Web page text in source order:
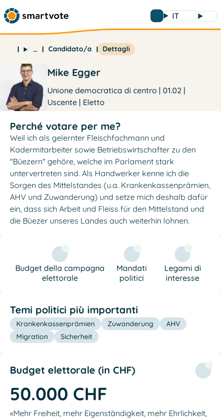
IT
… Candidato/a Dettagli
Mike Egger
Unione democratica di centro | 01.02 |
Uscente | Eletto
Perché votare per me?
Weil ich als gelernter Fleischfachmann und
Kadermitarbeiter sowie Betriebswirtschafter zu den
"Büezern" gehöre, welche im Parlament stark
untervertreten sind. Als Handwerker kenne ich die
Sorgen des Mittelstandes (u.a. Krankenkassenprämien,
AHV und Zuwanderung) und setze mich deshalb dafür
ein, dass sich Arbeit und Fleiss für den Mittelstand und
die Büezer unseres Landes auch weiterhin lohnen.
Budget della campagna
elettorale
Mandati
politici
Legami di
interesse
Temi politici più importanti
Krankenkassenprämien Zuwanderung
AHV
Migration
Sicherheit
Budget elettorale (in CHF)
50.000 CHF
«Mehr Freiheit, mehr Eigenständigkeit, mehr Ehrlichkeit,